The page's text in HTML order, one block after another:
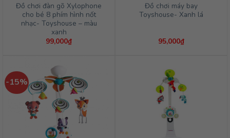
Đồ chơi đàn gõ Xylophone
cho bé 8 phím hình nốt
nhạc- Toyshouse – màu
xanh
99,000₫
Đồ chơi máy bay
Toyshouse- Xanh lá
95,000₫
-15%